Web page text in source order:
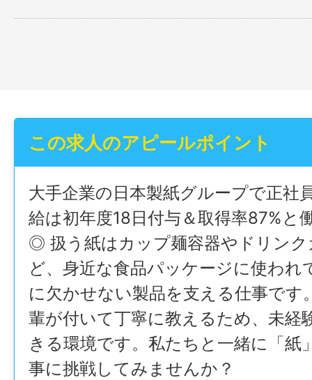
この求人のアピールポイント
大手企業の日本製紙グループで正社
給は初年度18日付与＆取得率87%と
◎ 扱う紙はカップ麺容器やドリン
ど、身近な食品パッケージに使われ
に欠かせない製品を支える仕事です
輩が付いて丁寧に教えるため、未経
きる環境です。私たちと一緒に「紙
事に挑戦してみませんか？